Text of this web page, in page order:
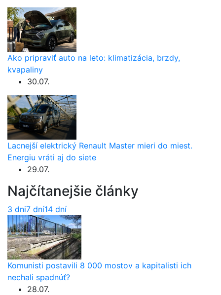
Ako pripraviť auto na leto: klimatizácia, brzdy,
kvapaliny
30.07.
Lacnejší elektrický Renault Master mieri do miest.
Energiu vráti aj do siete
29.07.
Najčítanejšie články
3 dni7 dní14 dní
Komunisti postavili 8 000 mostov a kapitalisti ich
nechali spadnúť?
28.07.